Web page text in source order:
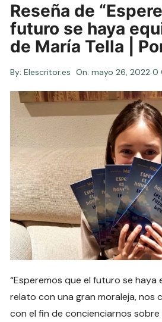
Reseña de
futuro se haya
de María Tella |
By: Elescritor.es On:mayo 26, 2022 0
“Esperemos que el futuro se haya
relato con una gran moraleja, nos
con el fin de concienciarnos